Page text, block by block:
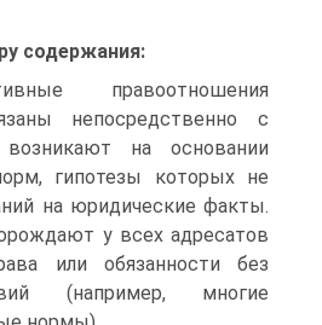
содержания:
правоотношения
непосредственно с
на основании
гипотезы которых не
на юридические факты.
у всех адресатов
или обязанности без
(например, многие